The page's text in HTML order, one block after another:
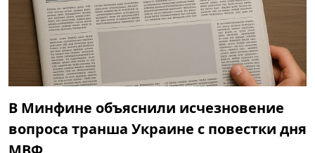
В Минфине объяснили исчезновение
вопроса транша Украине с повестки дня